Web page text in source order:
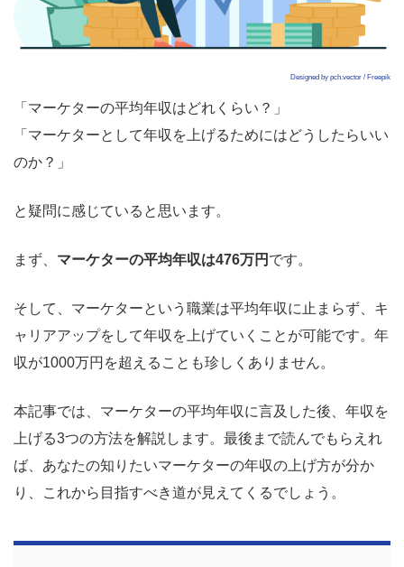
Designed by pch.vector / Freepik
「マーケターの平均年収はどれくらい？」
「マーケターとして年収を上げるためにはどうしたらいい
のか？」
と疑問に感じていると思います。
まず、 マーケターの平均年収は476万円 です。
そして、マーケターという職業は平均年収に止まらず、キ
ャリアアップをして年収を上げていくことが可能です。年
収が1000万円を超えることも珍しくありません。
本記事では、マーケターの平均年収に言及した後、年収を
上げる3つの方法を解説します。最後まで読んでもらえれ
ば、あなたの知りたいマーケターの年収の上げ方が分か
り、これから目指すべき道が見えてくるでしょう。